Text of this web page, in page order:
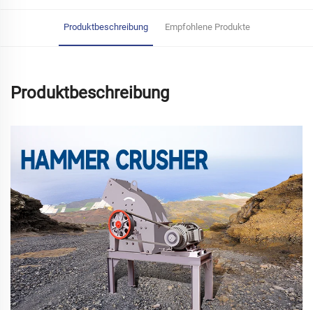
Produktbeschreibung Empfohlene Produkte
Produktbeschreibung